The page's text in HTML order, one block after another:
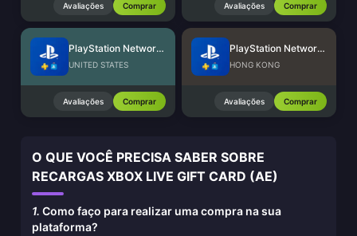
Avaliações Comprar Avaliações Comprar
PlayStation Network Card (US)
UNITED STATES
Avaliações Comprar
PlayStation Network Card (HK)
HONG KONG
Avaliações Comprar
O QUE VOCÊ PRECISA SABER SOBRE
RECARGAS XBOX LIVE GIFT CARD (AE)
1. Como faço para realizar uma compra na sua
plataforma?